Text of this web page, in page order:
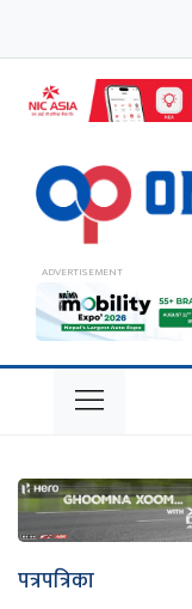
पत्रपत्रिका